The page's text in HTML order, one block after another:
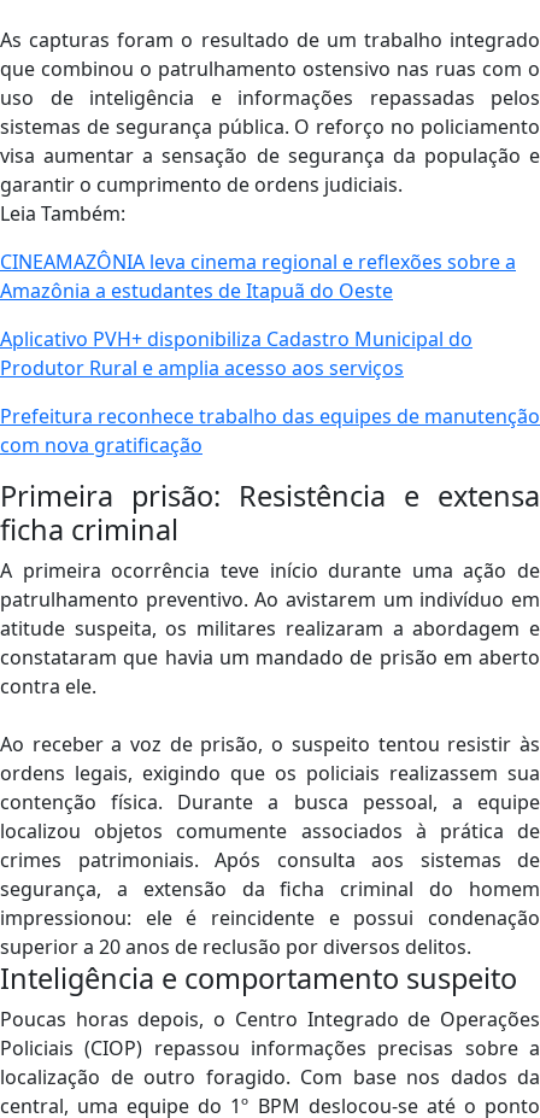
As capturas foram o resultado de um trabalho integrado
que combinou o patrulhamento ostensivo nas ruas com o
uso de inteligência e informações repassadas pelos
sistemas de segurança pública. O reforço no policiamento
visa aumentar a sensação de segurança da população e
garantir o cumprimento de ordens judiciais.
Leia Também:
CINEAMAZÔNIA leva cinema regional e reflexões sobre a
Amazônia a estudantes de Itapuã do Oeste
Aplicativo PVH+ disponibiliza Cadastro Municipal do
Produtor Rural e amplia acesso aos serviços
Prefeitura reconhece trabalho das equipes de manutenção
com nova gratificação
Primeira prisão: Resistência e extensa
ficha criminal
A primeira ocorrência teve início durante uma ação de
patrulhamento preventivo. Ao avistarem um indivíduo em
atitude suspeita, os militares realizaram a abordagem e
constataram que havia um mandado de prisão em aberto
contra ele.
Ao receber a voz de prisão, o suspeito tentou resistir às
ordens legais, exigindo que os policiais realizassem sua
contenção física. Durante a busca pessoal, a equipe
localizou objetos comumente associados à prática de
crimes patrimoniais. Após consulta aos sistemas de
segurança, a extensão da ficha criminal do homem
impressionou: ele é reincidente e possui condenação
superior a 20 anos de reclusão por diversos delitos.
Inteligência e comportamento suspeito
Poucas horas depois, o Centro Integrado de Operações
Policiais (CIOP) repassou informações precisas sobre a
localização de outro foragido. Com base nos dados da
central, uma equipe do 1º BPM deslocou-se até o ponto